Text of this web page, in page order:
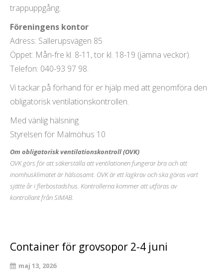
trappuppgång.
Föreningens kontor
Adress: Sallerupsvägen 85
Öppet: Mån-fre kl. 8-11, tor kl. 18-19 (jämna veckor).
Telefon: 040-93 97 98.
Vi tackar på förhand för er hjälp med att genomföra den
obligatorisk ventilationskontrollen.
Med vänlig hälsning
Styrelsen för Malmöhus 10
Om obligatorisk ventilationskontroll (OVK)
OVK görs för att säkerställa att ventilationen fungerar bra och att
inomhusklimatet är hälsosamt. OVK är ett lagkrav och ska göras vart
sjätte år i flerbostadshus. Kontrollerna kommer att utföras av
kontrollant från SIMAB.
Container för grovsopor 2-4 juni
maj 13, 2026